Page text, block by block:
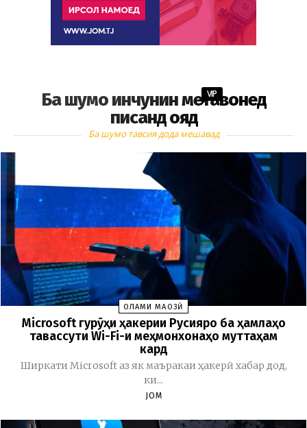
Ба шумо инчунин метавонед
писанд ояд
VIP
Ба шумо тавсия дода мешавад
ОЛАМИ МАҶОЗӢ
Microsoft гурӯҳи ҳакерии Русияро ба ҳамлаҳо
тавассути Wi-Fi-и меҳмонхонаҳо муттаҳам
кард
Ширкати Microsoft аз як маъракаи ҳакерӣ хабар дод,
ки...
JOM